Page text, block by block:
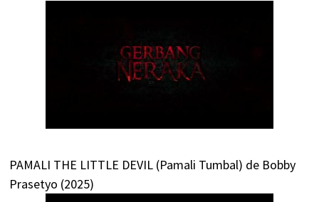
PAMALI THE LITTLE DEVIL (Pamali Tumbal) de Bobby
Prasetyo (2025)